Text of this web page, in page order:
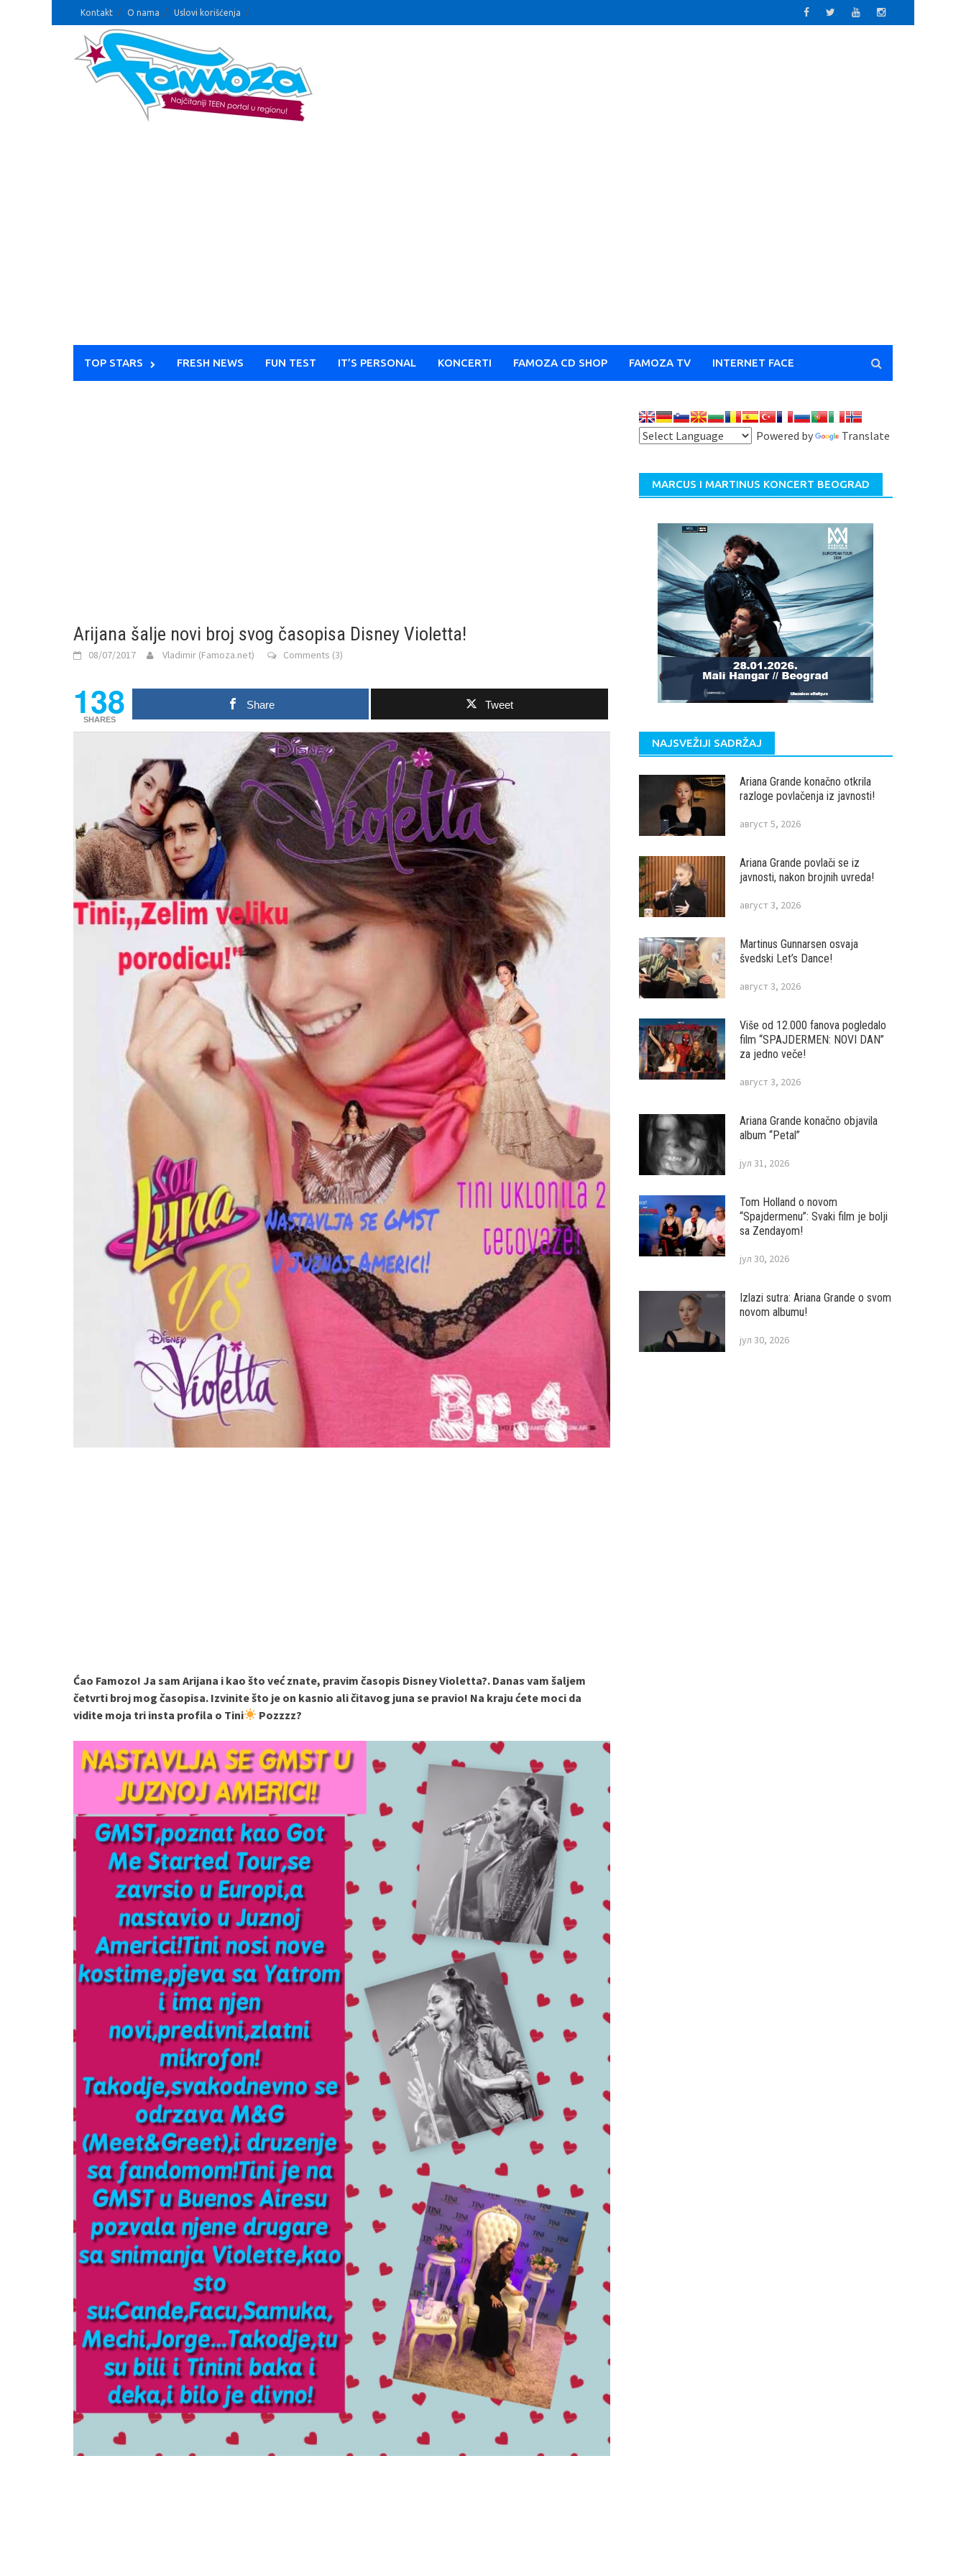
Kontakt O nama Uslovi korišćenja
TOP STARS FRESH NEWS FUN TEST IT’S PERSONAL KONCERTI FAMOZA CD SHOP FAMOZA TV INTERNET FACE
Arijana šalje novi broj svog časopisa Disney Violetta!
08/07/2017 Vladimir (Famoza.net) Comments (3)
138
SHARES
Share Tweet
Ćao Famozo! Ja sam Arijana i kao što već znate, pravim časopis Disney Violetta?. Danas vam šaljem
četvrti broj mog časopisa. Izvinite što je on kasnio ali čitavog juna se pravio! Na kraju ćete moci da
vidite moja tri insta profila o Tini
Pozzzz?
Powered by Translate
MARCUS I MARTINUS KONCERT BEOGRAD
NAJSVEŽIJI SADRŽAJ
Ariana Grande konačno otkrila
razloge povlačenja iz javnosti!
август 5, 2026
Ariana Grande povlači se iz
javnosti, nakon brojnih uvreda!
август 3, 2026
Martinus Gunnarsen osvaja
švedski Let’s Dance!
август 3, 2026
Više od 12.000 fanova pogledalo
film “SPAJDERMEN: NOVI DAN”
za jedno veče!
август 3, 2026
Ariana Grande konačno objavila
album “Petal”
јул 31, 2026
Tom Holland o novom
“Spajdermenu”: Svaki film je bolji
sa Zendayom!
јул 30, 2026
Izlazi sutra: Ariana Grande o svom
novom albumu!
јул 30, 2026